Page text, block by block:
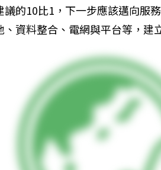
議的10比1，下一步應該邁向服
資料整合、電網與平台等，建